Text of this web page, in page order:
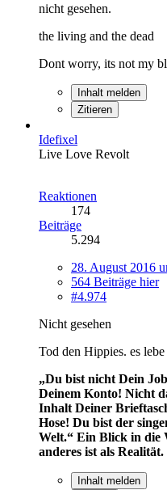
nicht gesehen.
the living and the dead
Dont worry, its not my
Inhalt melden
Zitieren
Idefixel
Live Love Revolt
Reaktionen
174
Beiträge
5.294
28. August 2016
564 Beiträge hier
#4.974
Nicht gesehen
Tod den Hippies. es
„Du bist nicht Dein
Deinem Konto! Nicht
Inhalt Deiner
Hose! Du bist der
Welt.“ Ein Blick in die
anderes ist als Realität.
Inhalt melden